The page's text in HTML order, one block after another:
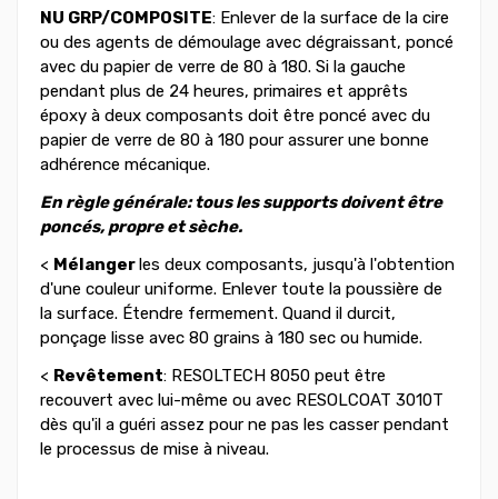
NU GRP/COMPOSITE: Enlever de la surface de la cire
ou des agents de démoulage avec dégraissant, poncé
avec du papier de verre de 80 à 180. Si la gauche
pendant plus de 24 heures, primaires et apprêts
époxy à deux composants doit être poncé avec du
papier de verre de 80 à 180 pour assurer une bonne
adhérence mécanique.
En règle générale: tous les supports doivent être
poncés, propre et sèche.
< Mélangerles deux composants, jusqu'à l'obtention
d'une couleur uniforme. Enlever toute la poussière de
la surface. Étendre fermement. Quand il durcit,
ponçage lisse avec 80 grains à 180 sec ou humide.
< Revêtement: RESOLTECH 8050 peut être
recouvert avec lui-même ou avec RESOLCOAT 3010T
dès qu'il a guéri assez pour ne pas les casser pendant
le processus de mise à niveau.